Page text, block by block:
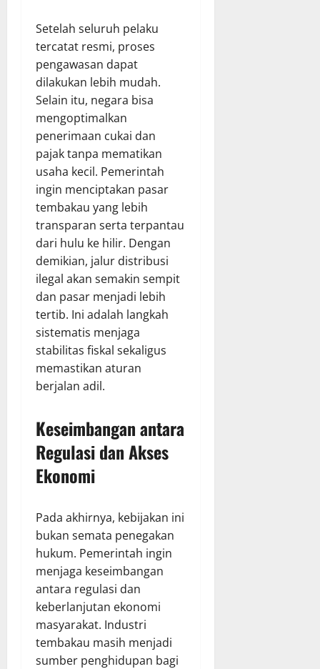
Setelah seluruh pelaku
tercatat resmi, proses
pengawasan dapat
dilakukan lebih mudah.
Selain itu, negara bisa
mengoptimalkan
penerimaan cukai dan
pajak tanpa mematikan
usaha kecil. Pemerintah
ingin menciptakan pasar
tembakau yang lebih
transparan serta terpantau
dari hulu ke hilir. Dengan
demikian, jalur distribusi
ilegal akan semakin sempit
dan pasar menjadi lebih
tertib. Ini adalah langkah
sistematis menjaga
stabilitas fiskal sekaligus
memastikan aturan
berjalan adil.
Keseimbangan antara
Regulasi dan Akses
Ekonomi
Pada akhirnya, kebijakan ini
bukan semata penegakan
hukum. Pemerintah ingin
menjaga keseimbangan
antara regulasi dan
keberlanjutan ekonomi
masyarakat. Industri
tembakau masih menjadi
sumber penghidupan bagi